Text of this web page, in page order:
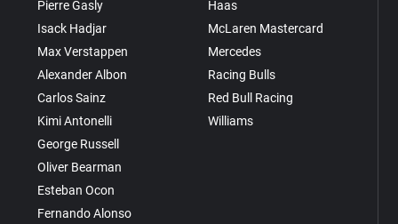
Pierre Gasly
Isack Hadjar
Max Verstappen
Alexander Albon
Carlos Sainz
Kimi Antonelli
George Russell
Oliver Bearman
Esteban Ocon
Fernando Alonso
Haas
McLaren Mastercard
Mercedes
Racing Bulls
Red Bull Racing
Williams